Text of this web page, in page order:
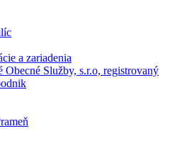
a zariadenia
Obecné Služby, s.r.o, registrovaný